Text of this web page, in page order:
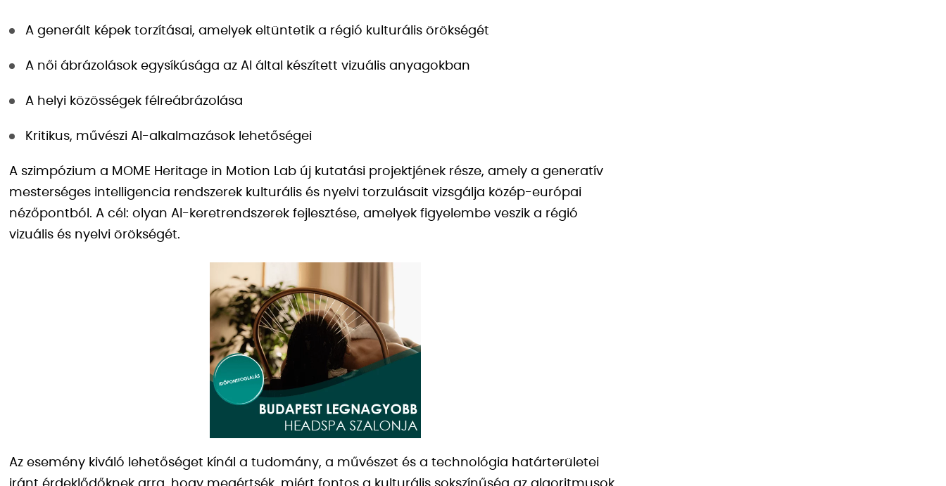
A generált képek torzításai, amelyek eltüntetik a régió kulturális örökségét
A női ábrázolások egysíkúsága az AI által készített vizuális anyagokban
A helyi közösségek félreábrázolása
Kritikus, művészi AI-alkalmazások lehetőségei
A szimpózium a MOME Heritage in Motion Lab új kutatási projektjének része, amely a generatív
mesterséges intelligencia rendszerek kulturális és nyelvi torzulásait vizsgálja közép-európai
nézőpontból. A cél: olyan AI-keretrendszerek fejlesztése, amelyek figyelembe veszik a régió
vizuális és nyelvi örökségét.
Az esemény kiváló lehetőséget kínál a tudomány, a művészet és a technológia határterületei